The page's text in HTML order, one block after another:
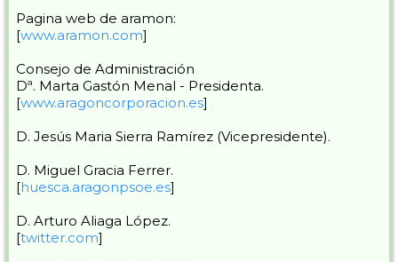
Pagina web de aramon:
[www.aramon.com]
Consejo de Administración
Dª. Marta Gastón Menal - Presidenta.
[www.aragoncorporacion.es]
D. Jesús Maria Sierra Ramírez (Vicepresidente).
D. Miguel Gracia Ferrer.
[huesca.aragonpsoe.es]
D. Arturo Aliaga López.
[twitter.com]